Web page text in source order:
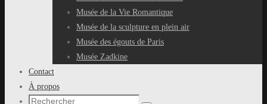
Musée de la Vie Romantique
Musée de la sculpture en plein air
Musée des égouts de Paris
Musée Zadkine
Contact
À propos
Recherche